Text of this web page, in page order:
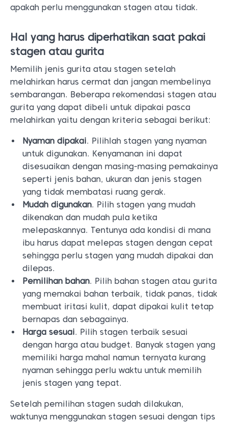
apakah perlu menggunakan stagen atau tidak.
Hal yang harus diperhatikan saat pakai
stagen atau gurita
Memilih jenis gurita atau stagen setelah
melahirkan harus cermat dan jangan membelinya
sembarangan. Beberapa rekomendasi stagen atau
gurita yang dapat dibeli untuk dipakai pasca
melahirkan yaitu dengan kriteria sebagai berikut:
Nyaman dipakai. Pilihlah stagen yang nyaman
untuk digunakan. Kenyamanan ini dapat
disesuaikan dengan masing-masing pemakainya
seperti jenis bahan, ukuran dan jenis stagen
yang tidak membatasi ruang gerak.
Mudah digunakan. Pilih stagen yang mudah
dikenakan dan mudah pula ketika
melepaskannya. Tentunya ada kondisi di mana
ibu harus dapat melepas stagen dengan cepat
sehingga perlu stagen yang mudah dipakai dan
dilepas.
Pemilihan bahan. Pilih bahan stagen atau gurita
yang memakai bahan terbaik, tidak panas, tidak
membuat iritasi kulit, dapat dipakai kulit tetap
bernapas dan sebagainya.
Harga sesuai. Pilih stagen terbaik sesuai
dengan harga atau budget. Banyak stagen yang
memiliki harga mahal namun ternyata kurang
nyaman sehingga perlu waktu untuk memilih
jenis stagen yang tepat.
Setelah pemilihan stagen sudah dilakukan,
waktunya menggunakan stagen sesuai dengan tips